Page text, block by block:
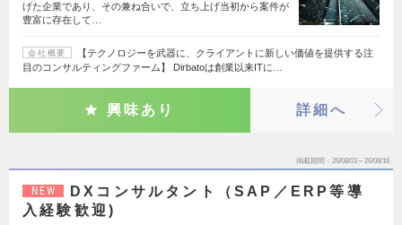
げた企業であり、その兼ね合いで、立ち上げ当初から案件が
豊富に存在して…
会社概要
【テクノロジーを武器に、クライアントに新しい価値を提供する注
目のコンサルティングファーム】 Dirbatoは創業以来ITに…
興味あり 詳細へ
掲載期間 26/08/03～26/08/16
NEW
DXコンサルタント（SAP／ERP等導
入経験歓迎)